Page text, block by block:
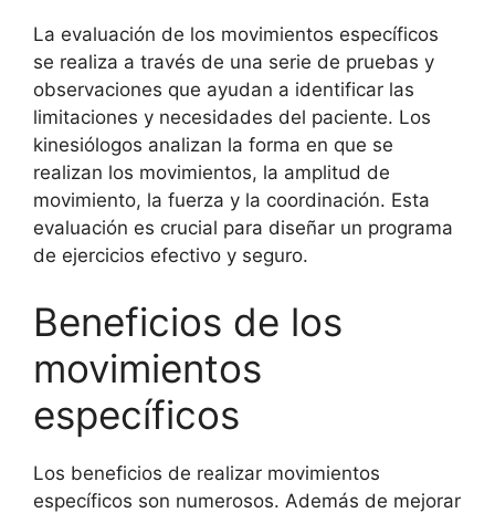
La evaluación de los movimientos específicos
se realiza a través de una serie de pruebas y
observaciones que ayudan a identificar las
limitaciones y necesidades del paciente. Los
kinesiólogos analizan la forma en que se
realizan los movimientos, la amplitud de
movimiento, la fuerza y la coordinación. Esta
evaluación es crucial para diseñar un programa
de ejercicios efectivo y seguro.
Beneficios de los
movimientos
específicos
Los beneficios de realizar movimientos
específicos son numerosos. Además de mejorar